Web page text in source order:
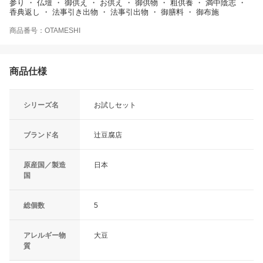
参り ・ 仏壇 ・ 御供え ・ お供え ・ 御供物 ・ 粗供養 ・ 満中陰志 ・
香典返し ・ 法事引き出物 ・ 法事引出物 ・ 御膳料 ・ 御布施
商品番号：OTAMESHI
商品仕様
シリーズ名 お試しセット
ブランド名 辻豆腐店
原産国／製造
国
日本
総個数 5
アレルギー物
質
大豆